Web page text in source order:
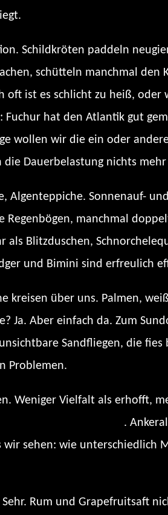
Schildkröten paddeln
schütteln manchmal
oft ist es schlicht zu heiß, oder
Fuchur hat den Atlantik gut
wollen wir die ein oder
Dauerbelastung nichts mehr
Algenteppiche. Sonnenauf-
Regenbögen, manchmal
als Blitzduschen,
und Bimini sind erfreulich
kreisen über uns. Palmen,
Ja. Aber einfach da. Zum
Sandfliegen, die
Problemen.
Weniger Vielfalt als erhofft,
.
wir sehen: wie unterschiedlich
Rum und Grapefruitsaft